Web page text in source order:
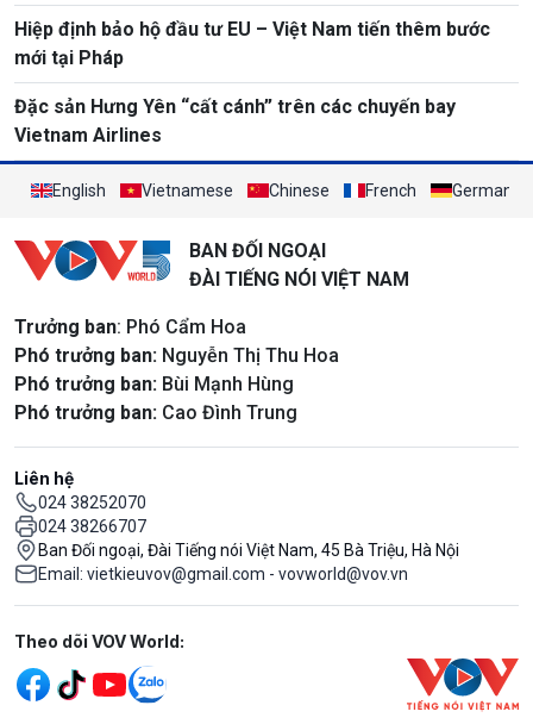
Hiệp định bảo hộ đầu tư EU – Việt Nam tiến thêm bước
mới tại Pháp
Đặc sản Hưng Yên “cất cánh” trên các chuyến bay
Vietnam Airlines
English Vietnamese Chinese French German
BAN ĐỐI NGOẠI
ĐÀI TIẾNG NÓI VIỆT NAM
Trưởng ban: Phó Cẩm Hoa
Phó trưởng ban: Nguyễn Thị Thu Hoa
Phó trưởng ban: Bùi Mạnh Hùng
Phó trưởng ban: Cao Đình Trung
Liên hệ
024 38252070
024 38266707
Ban Đối ngoại, Đài Tiếng nói Việt Nam, 45 Bà Triệu, Hà Nội
Email: vietkieuvov@gmail.com - vovworld@vov.vn
Mạng xã hội
Theo dõi VOV World: